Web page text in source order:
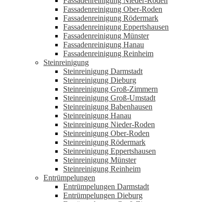
Fassadenreinigung Ober-Roden
Fassadenreinigung Rödermark
Fassadenreinigung Eppertshausen
Fassadenreinigung Münster
Fassadenreinigung Hanau
Fassadenreinigung Reinheim
Steinreinigung
Steinreinigung Darmstadt
Steinreinigung Dieburg
Steinreinigung Groß-Zimmern
Steinreinigung Groß-Umstadt
Steinreinigung Babenhausen
Steinreinigung Hanau
Steinreinigung Nieder-Roden
Steinreinigung Ober-Roden
Steinreinigung Rödermark
Steinreinigung Eppertshausen
Steinreinigung Münster
Steinreinigung Reinheim
Entrümpelungen
Entrümpelungen Darmstadt
Entrümpelungen Dieburg